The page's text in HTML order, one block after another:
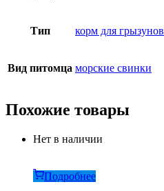
Тип корм для грызунов
Вид питомца морские свинки
Похожие товары
Нет в наличии
Подробнее